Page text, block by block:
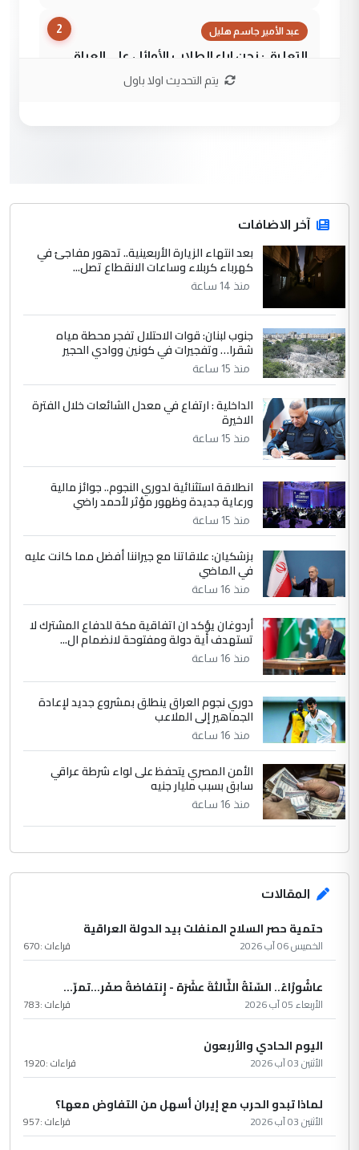
2 عبد الأمير جاسم هليل
التعليق : نحن اباء الطلاب الأوائل على العراق
نتشرف بلقاء السيد احمد الصافي في العتبات
التعليق : قرار مستعجل جدا ولامصلحة فيه
للوزاره ولا للمواطن القرار الصائب يكون بعد
الاستماع للمدير ومغرفة ...
الموضوع :
وزير الصحة يعفي مدير مستشفى الكرخ
العام في بغداد
4 سردار
التعليق : واحد من عصابة علي ماما يسقط
جنسية الرافد الثالث للعراق ومن اصول عريقة
الموضوع :
الجواهري يرد على صدام حسين سل
مضجعيك يابن الزنا (نص كامل)
5 سردار
التعليق : واحد من عصابة علي ماما يسقط
جنسية الرافد الثالث للعراق ومن اصول عريقة
الموضوع :
الجواهري يرد على صدام حسين سل
مضجعيك يابن الزنا (نص كامل)
يتم التحديث اولا باول
آخر الاضافات
بعد انتهاء الزيارة الأربعينية.. تدهور مفاجئ في
كهرباء كربلاء وساعات الانقطاع تصل...
منذ 14 ساعة
جنوب لبنان: قوات الاحتلال تفجر محطة مياه
شقرا… وتفجيرات في كونين ووادي الحجير
منذ 15 ساعة
الداخلية : ارتفاع في معدل الشائعات خلال الفترة
الاخيرة
منذ 15 ساعة
انطلاقة استثنائية لدوري النجوم.. جوائز مالية
ورعاية جديدة وظهور مؤثر لأحمد راضي
منذ 15 ساعة
بزشكيان: علاقاتنا مع جيراننا أفضل مما كانت عليه
في الماضي
منذ 16 ساعة
أردوغان يؤكد ان اتفاقية مكة للدفاع المشترك لا
تستهدف أية دولة ومفتوحة لانضمام ال...
منذ 16 ساعة
دوري نجوم العراق ينطلق بمشروع جديد لإعادة
الجماهير إلى الملاعب
منذ 16 ساعة
الأمن المصري يتحفظ على لواء شرطة عراقي
سابق بسبب مليار جنيه
منذ 16 ساعة
المقالات
حتمية حصر السلاح المنفلت بيد الدولة العراقية
الخميس 06 آب 2026 قراءات :670
عاشُورْاءُ.. السّنَةُ الثّالثةَ عشَرَة - إِنتفاضةُ صفَر…تمرّ...
الأربعاء 05 آب 2026 قراءات :783
اليوم الحادي والأربعون
الأثنين 03 آب 2026 قراءات :1920
لماذا تبدو الحرب مع إيران أسهل من التفاوض معها؟
الأثنين 03 آب 2026 قراءات :957